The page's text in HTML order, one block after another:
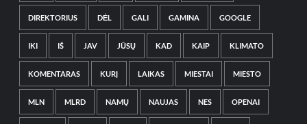
DIREKTORIUS DĖL GALI GAMINA GOOGLE
IKI IŠ JAV JŪSŲ KAD KAIP KLIMATO
KOMENTARAS KURĮ LAIKAS MIESTAI MIESTO
MLN MLRD NAMŲ NAUJAS NES OPENAI